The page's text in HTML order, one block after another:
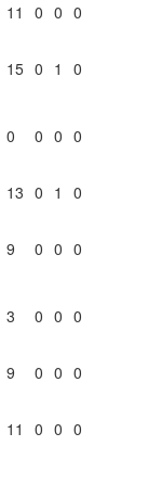
11 0 0 0
15 0 1 0
0 0 0 0
13 0 1
0
9 0 0 0
3 0 0 0
9 0 0 0
11 0 0 0